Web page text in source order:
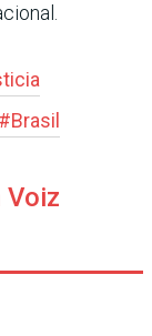
#Brasil
Voiz